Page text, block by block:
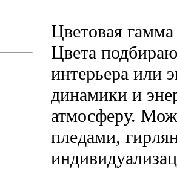
Цветовая
Цвета
интерьера или
динамики и
атмосферу.
пледами,